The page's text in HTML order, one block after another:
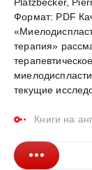
Формат: PDF
терапия»
текущие
Книги на